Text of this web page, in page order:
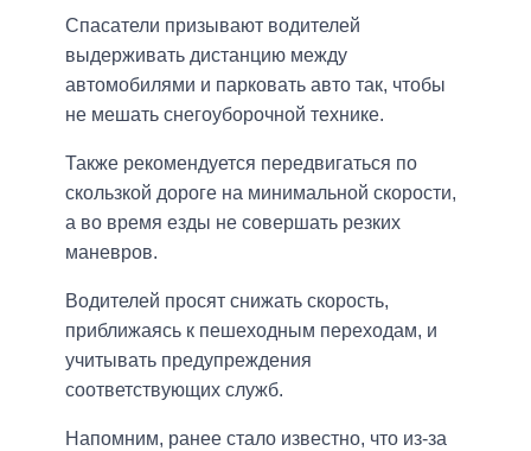
Спасатели призывают водителей
выдерживать дистанцию между
автомобилями и парковать авто так, чтобы
не мешать снегоуборочной технике.
Также рекомендуется передвигаться по
скользкой дороге на минимальной скорости,
а во время езды не совершать резких
маневров.
Водителей просят снижать скорость,
приближаясь к пешеходным переходам, и
учитывать предупреждения
соответствующих служб.
Напомним, ранее стало известно, что из-за